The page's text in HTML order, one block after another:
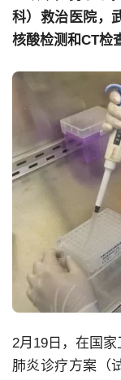
科）救治医院，
核酸检测和CT检
2月19日，在国
肺炎诊疗方案（